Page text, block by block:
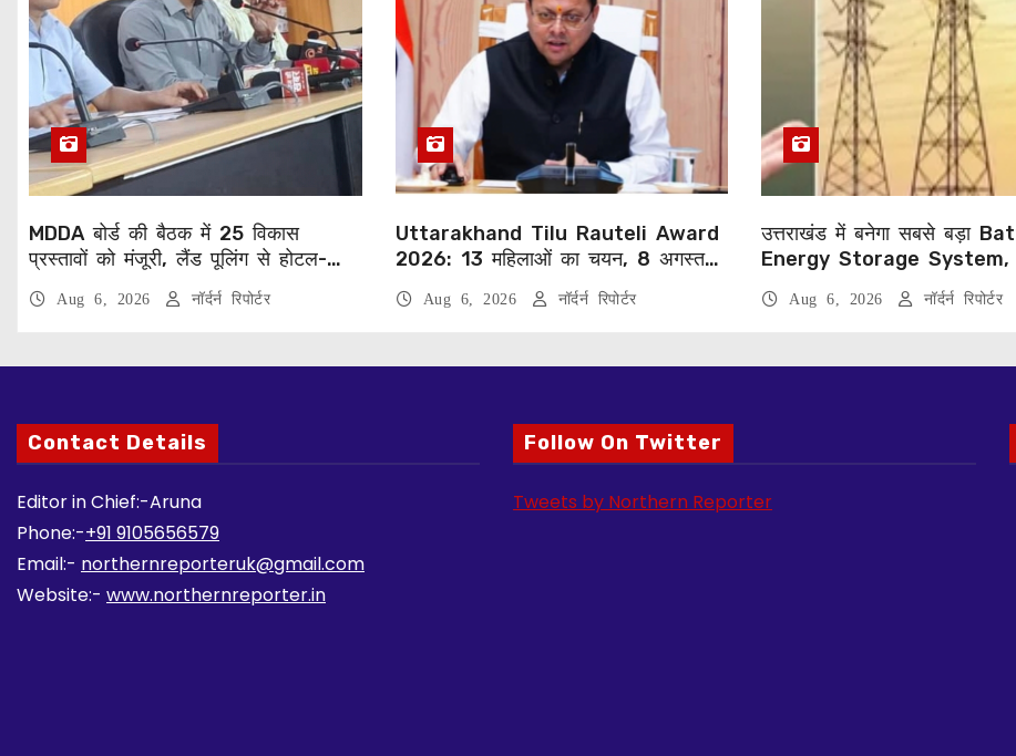
MDDA बोर्ड की बैठक में 25 विकास
प्रस्तावों को मंजूरी, लैंड पूलिंग से होटल-
पर्यटन परियोजनाओं को मिलेगी रफ्तार
Aug 6, 2026 नॉर्दर्न रिपोर्टर
Uttarakhand Tilu Rauteli Award
2026: 13 महिलाओं का चयन, 8 अगस्त
को सीएम धामी करेंगे सम्मानित
Aug 6, 2026 नॉर्दर्न रिपोर्टर
उत्तराखंड में बनेगा सबसे बड़ा
Energy Storage System,
लगाएगा 352 करोड़ का प्रोजेक्ट
Aug 6, 2026 नॉर्दर्न रिपोर्टर
Contact Details
Editor in Chief:-Aruna
Phone:-+91 9105656579
Email:- northernreporteruk@gmail.com
Website:- www.northernreporter.in
Follow On Twitter
Tweets by Northern Reporter